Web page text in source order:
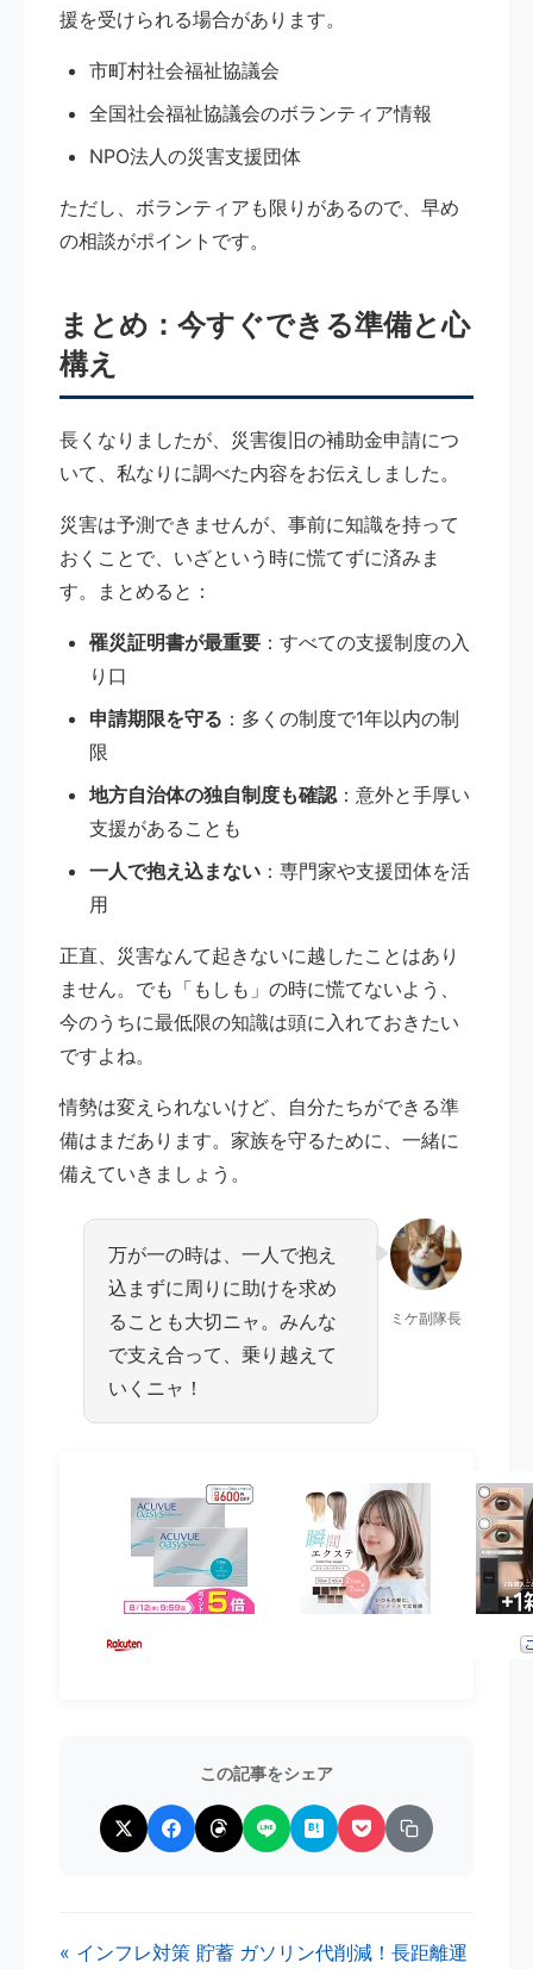
援を受けられる場合があります。
市町村社会福祉協議会
全国社会福祉協議会のボランティア情報
NPO法人の災害支援団体
ただし、ボランティアも限りがあるので、早め
の相談がポイントです。
まとめ：今すぐできる準備と心
構え
長くなりましたが、災害復旧の補助金申請につ
いて、私なりに調べた内容をお伝えしました。
災害は予測できませんが、事前に知識を持って
おくことで、いざという時に慌てずに済みま
す。まとめると：
罹災証明書が最重要 ：すべての支援制度の入
り口
申請期限を守る ：多くの制度で1年以内の制
限
地方自治体の独自制度も確認：意外と手厚い
支援があることも
一人で抱え込まない ：専門家や支援団体を活
用
正直、災害なんて起きないに越したことはあり
ません。でも「もしも」の時に慌てないよう、
今のうちに最低限の知識は頭に入れておきたい
ですよね。
情勢は変えられないけど、自分たちができる準
備はまだあります。家族を守るために、一緒に
備えていきましょう。
ミケ副隊長
万が一の時は、一人で抱え
込まずに周りに助けを求め
ることも大切ニャ。みんな
で支え合って、乗り越えて
いくニャ！
この記事をシェア
« インフレ対策 貯蓄 ガソリン代削減！長距離運